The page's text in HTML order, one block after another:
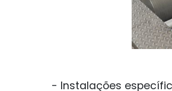
- Instalações